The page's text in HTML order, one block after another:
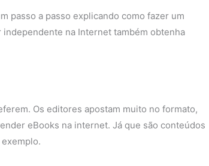
passo a passo explicando como fazer um
na Internet também obtenha
Os editores apostam muito no formato,
eBooks na internet. Já que são conteúdos